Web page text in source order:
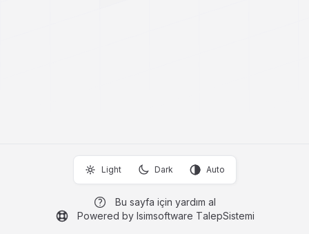
Light Dark Auto
Bu sayfa için yardım al
Powered by Isimsoftware TalepSistemi